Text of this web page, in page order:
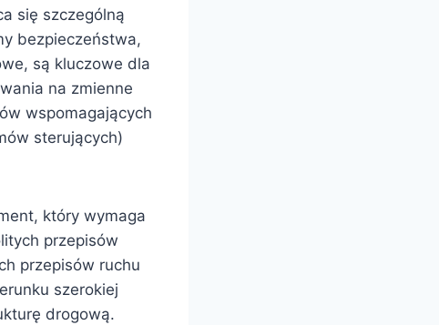
się szczególną
bezpieczeństwa,
są kluczowe dla
na zmienne
wspomagających
sterujących)
który wymaga
przepisów
przepisów ruchu
szerokiej
drogową.